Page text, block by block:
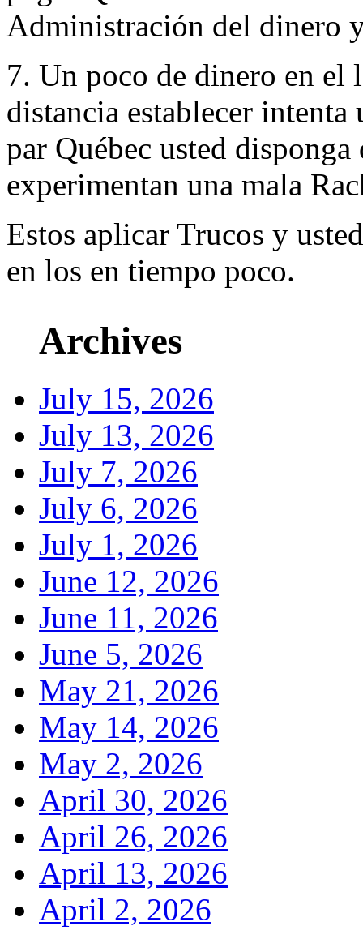
Administración del dinero
7. Un poco de dinero en el
distancia establecer
par Québec usted disponga
experimentan una mala
Estos aplicar Trucos y
en los en tiempo poco.
Archives
July 15, 2026
July 13, 2026
July 7, 2026
July 6, 2026
July 1, 2026
June 12, 2026
June 11, 2026
June 5, 2026
May 21, 2026
May 14, 2026
May 2, 2026
April 30, 2026
April 26, 2026
April 13, 2026
April 2, 2026